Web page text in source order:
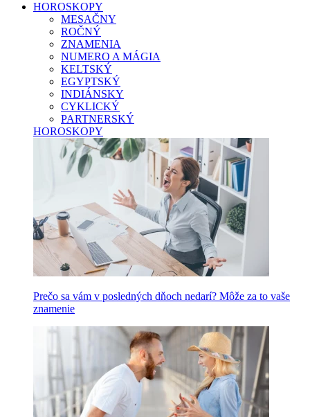
HOROSKOPY
MESAČNY
ROČNÝ
ZNAMENIA
NUMERO A MÁGIA
KELTSKÝ
EGYPTSKÝ
INDIÁNSKY
CYKLICKÝ
PARTNERSKÝ
HOROSKOPY
Prečo sa vám v posledných dňoch nedarí? Môže za to vaše
znamenie